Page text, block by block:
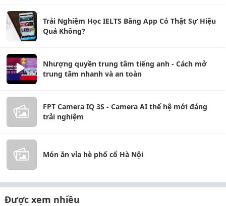
Trải Nghiệm Học IELTS Bằng App Có Thật Sự Hiệu
Quả Không?
Nhượng quyền trung tâm tiếng anh - Cách mở
trung tâm nhanh và an toàn
FPT Camera IQ 3S - Camera AI thế hệ mới đáng
trải nghiệm
Món ăn vỉa hè phố cổ Hà Nội
Được xem nhiều